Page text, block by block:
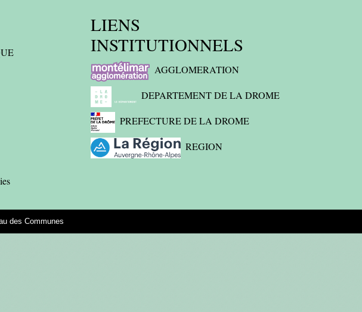
LIENS
INSTITUTIONNELS
AGGLOMERATION
DEPARTEMENT DE LA DROME
PREFECTURE DE LA DROME
REGION
des Communes